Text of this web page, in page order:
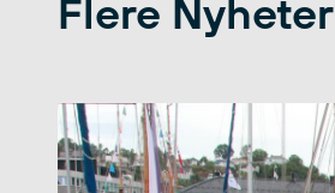
Flere Nyheter